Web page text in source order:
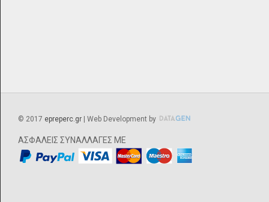
© 2017 epreperc.gr | Web Development by
ΑΣΦΑΛΕΙΣ ΣΥΝΑΛΛΑΓΕΣ ΜΕ